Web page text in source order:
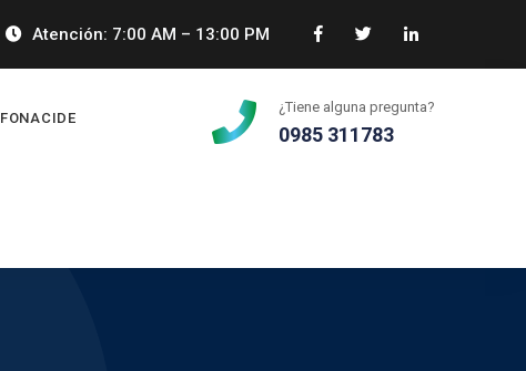
Atención: 7:00 AM – 13:00 PM
¿Tiene alguna pregunta?
0985 311783
FONACIDE